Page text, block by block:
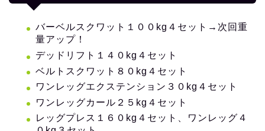
バーベルスクワット１００kg４セット→次回重
量アップ！
デッドリフト１４０kg４セット
ベルトスクワット８０kg４セット
ワンレッグエクステンション３０kg４セット
ワンレッグカール２５kg４セット
レッグプレス１６０kg４セット、ワンレッグ４